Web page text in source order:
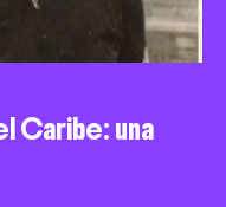
Caribe: una